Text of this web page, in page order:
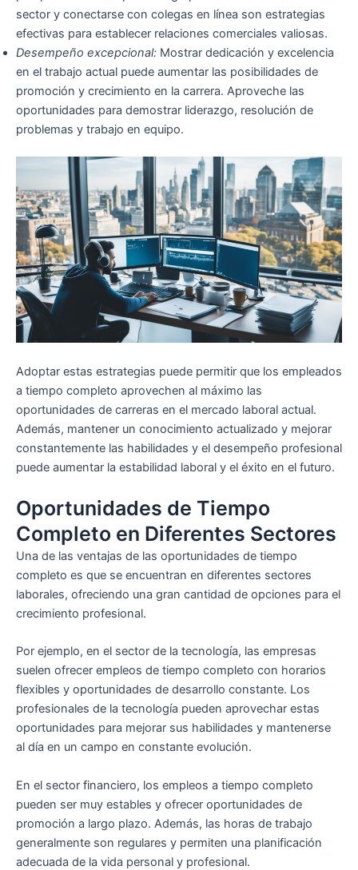
sector y conectarse con colegas en línea son estrategias
efectivas para establecer relaciones comerciales valiosas.
Desempeño excepcional: Mostrar dedicación y excelencia
en el trabajo actual puede aumentar las posibilidades de
promoción y crecimiento en la carrera. Aproveche las
oportunidades para demostrar liderazgo, resolución de
problemas y trabajo en equipo.
Adoptar estas estrategias puede permitir que los empleados
a tiempo completo aprovechen al máximo las
oportunidades de carreras en el mercado laboral actual.
Además, mantener un conocimiento actualizado y mejorar
constantemente las habilidades y el desempeño profesional
puede aumentar la estabilidad laboral y el éxito en el futuro.
Oportunidades de Tiempo
Completo en Diferentes Sectores
Una de las ventajas de las oportunidades de tiempo
completo es que se encuentran en diferentes sectores
laborales, ofreciendo una gran cantidad de opciones para el
crecimiento profesional.
Por ejemplo, en el sector de la tecnología, las empresas
suelen ofrecer empleos de tiempo completo con horarios
flexibles y oportunidades de desarrollo constante. Los
profesionales de la tecnología pueden aprovechar estas
oportunidades para mejorar sus habilidades y mantenerse
al día en un campo en constante evolución.
En el sector financiero, los empleos a tiempo completo
pueden ser muy estables y ofrecer oportunidades de
promoción a largo plazo. Además, las horas de trabajo
generalmente son regulares y permiten una planificación
adecuada de la vida personal y profesional.